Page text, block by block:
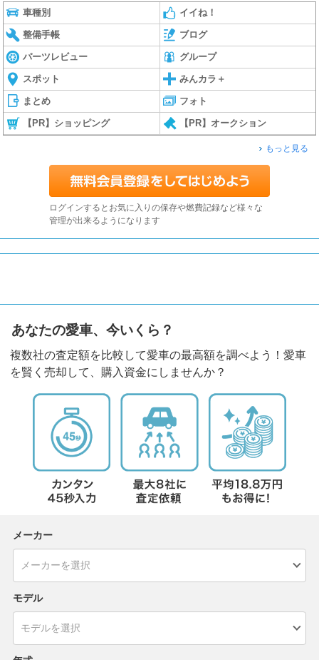
車種別 イイね！
整備手帳 ブログ
パーツレビュー グループ
スポット みんカラ＋
まとめ フォト
【PR】ショッピング 【PR】オークション
もっと見る
ログインするとお気に入りの保存や燃費記録など様々な
管理が出来るようになります
あなたの愛車、今いくら？
複数社の査定額を比較して愛車の最高額を調べよう！愛車
を賢く売却して、購入資金にしませんか？
メーカー
モデル